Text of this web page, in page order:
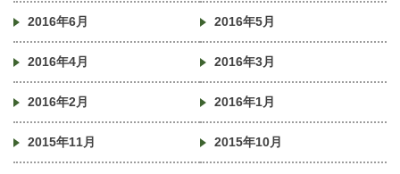
2016年6月 2016年5月
2016年4月 2016年3月
2016年2月 2016年1月
2015年11月 2015年10月